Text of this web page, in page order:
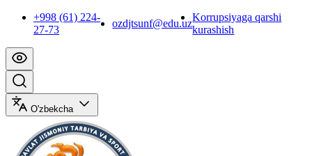
+998 (61) 224-
27-73
ozdjtsunf@edu.uz
Korrupsiyaga qarshi
kurashish
O'zbekcha